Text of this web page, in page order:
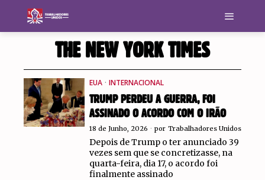
THE NEW YORK TIMES
EUA · INTERNACIONAL
TRUMP PERDEU A GUERRA, FOI
ASSINADO O ACORDO COM O IRÃO
18 de Junho, 2026 por Trabalhadores Unidos
Depois de Trump o ter anunciado 39
vezes sem que se concretizasse, na
quarta-feira, dia 17, o acordo foi
finalmente assinado